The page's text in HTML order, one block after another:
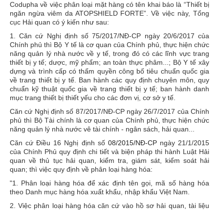
Codupha về việc phân loại mặt hàng có tên khai báo là “Thiết bị
ngăn ngừa viêm da ATOPSHIELD FORTE”. Về việc này, Tổng
cục Hải quan có ý kiến như sau:
1. Căn cứ Nghị định số 75/2017/NĐ-CP ngày 20/6/2017 của
Chính phủ thì Bộ Y tế là cơ quan của Chính phủ, thực hiện chức
năng quản lý nhà nước về y tế, trong đó có các lĩnh vực trang
thiết bị y tế; dược, mỹ phẩm; an toàn thực phâm...; Bộ Y tế xây
dựng và trình cấp có thấm quyền công bố tiêu chuẩn quốc gia
về trang thiết bị y tế. Ban hành các quy định chuyên môn, quy
chuẩn kỹ thuật quốc gia về trang thiết bị y tế; ban hành danh
mục trang thiết bị thiết yếu cho các đơn vị, cơ sở y tế.
Căn cứ Nghị định số 87/2017/NĐ-CP ngày 26/7/2017 của Chính
phủ thì Bộ Tài chính là cơ quan của Chính phủ, thực hiện chức
năng quản lý nhà nước vê tài chính - ngân sách, hải quan...
Căn cứ Điều 16 Nghị định số 08/2015/NĐ-CPngày 21/1/2015
của Chính Phủ quy định chi tiết và biện pháp thi hành Luật Hải
quan về thủ tục hải quan, kiểm tra, giám sát, kiểm soát hải
quan; thì việc quy định về phân loại hàng hóa:
"1. Phân loại hàng hóa để xác định tên gọi, mã số hàng hóa
theo Danh mục hàng hóa xuất khẩu, nhập khẩu Việt Nam.
2. Việc phân loại hàng hóa căn cứ vào hồ sơ hải quan, tài liệu